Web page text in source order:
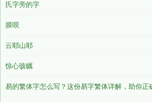
氏字旁的字
膜呗
云耶山耶
惊心骇瞩